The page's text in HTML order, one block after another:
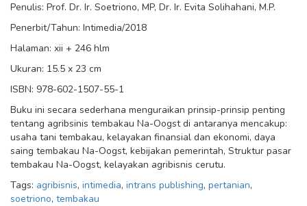
Penulis: Prof. Dr. Ir. Soetriono, MP, Dr. Ir. Evita Solihahani, M.P.
Penerbit/Tahun: Intimedia/2018
Halaman: xii + 246 hlm
Ukuran: 15.5 x 23 cm
ISBN: 978-602-1507-55-1
Buku ini secara sederhana menguraikan prinsip-prinsip penting
tentang agribsinis tembakau Na-Oogst di antaranya mencakup:
usaha tani tembakau, kelayakan finansial dan ekonomi, daya
saing tembakau Na-Oogst, kebijakan pemerintah, Struktur pasar
tembakau Na-Oogst, kelayakan agribisnis cerutu.
Tags: agribisnis, intimedia, intrans publishing, pertanian,
soetriono, tembakau